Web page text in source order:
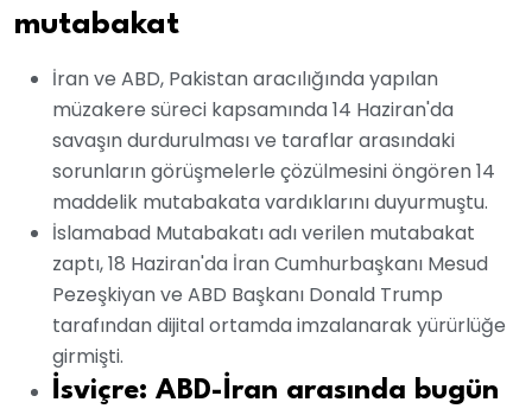
mutabakat
İran ve ABD, Pakistan aracılığında yapılan
müzakere süreci kapsamında 14 Haziran'da
savaşın durdurulması ve taraflar arasındaki
sorunların görüşmelerle çözülmesini öngören 14
maddelik mutabakata vardıklarını duyurmuştu.
İslamabad Mutabakatı adı verilen mutabakat
zaptı, 18 Haziran'da İran Cumhurbaşkanı Mesud
Pezeşkiyan ve ABD Başkanı Donald Trump
tarafından dijital ortamda imzalanarak yürürlüğe
girmişti.
İsviçre: ABD-İran arasında bugün